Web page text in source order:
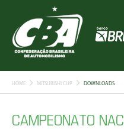
HOME MITSUBISHI CUP DOWNLOADS
CAMPEONATO